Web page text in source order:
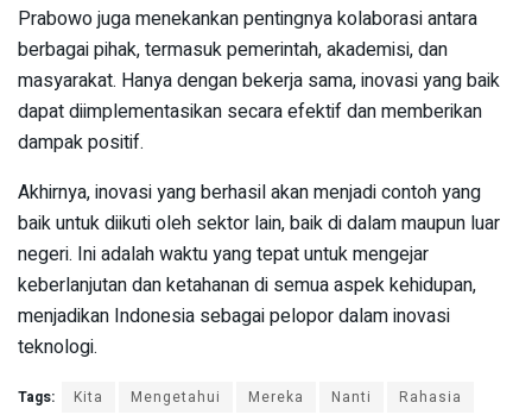
Prabowo juga menekankan pentingnya kolaborasi antara
berbagai pihak, termasuk pemerintah, akademisi, dan
masyarakat. Hanya dengan bekerja sama, inovasi yang baik
dapat diimplementasikan secara efektif dan memberikan
dampak positif.
Akhirnya, inovasi yang berhasil akan menjadi contoh yang
baik untuk diikuti oleh sektor lain, baik di dalam maupun luar
negeri. Ini adalah waktu yang tepat untuk mengejar
keberlanjutan dan ketahanan di semua aspek kehidupan,
menjadikan Indonesia sebagai pelopor dalam inovasi
teknologi.
Tags: Kita Mengetahui Mereka Nanti Rahasia